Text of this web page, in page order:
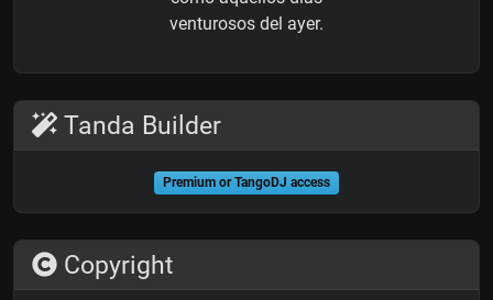
venturosos del ayer.
Tanda Builder
Premium or TangoDJ access
Copyright